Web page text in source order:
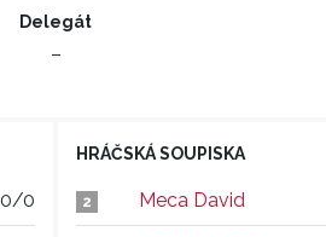
Delegát
–
0/0
HRÁČSKÁ SOUPISKA
2 Meca David